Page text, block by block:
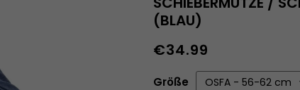
(BLAU)
€34.99
Größe